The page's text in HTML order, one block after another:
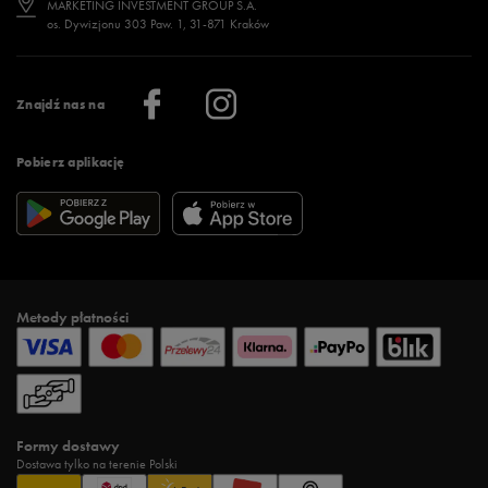
Znajdź nas na
Pobierz aplikację
Regulamin sklepu 50 style
Regulamin aplikacji 50 style
Więcej regulaminów >
Więcej >
Klub 50 style
Praca
Informacje o firmie
MARKETING INVESTMENT GROUP S.A.
os. Dywizjonu 303 Paw. 1, 31-871 Kraków
Metody płatności
Formy dostawy
Dostawa tylko na terenie Polski